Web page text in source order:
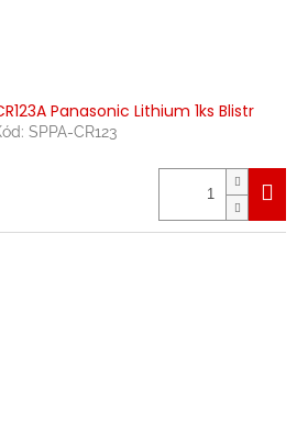
Panasonic Lithium 1ks Blistr
SPPA-CR123